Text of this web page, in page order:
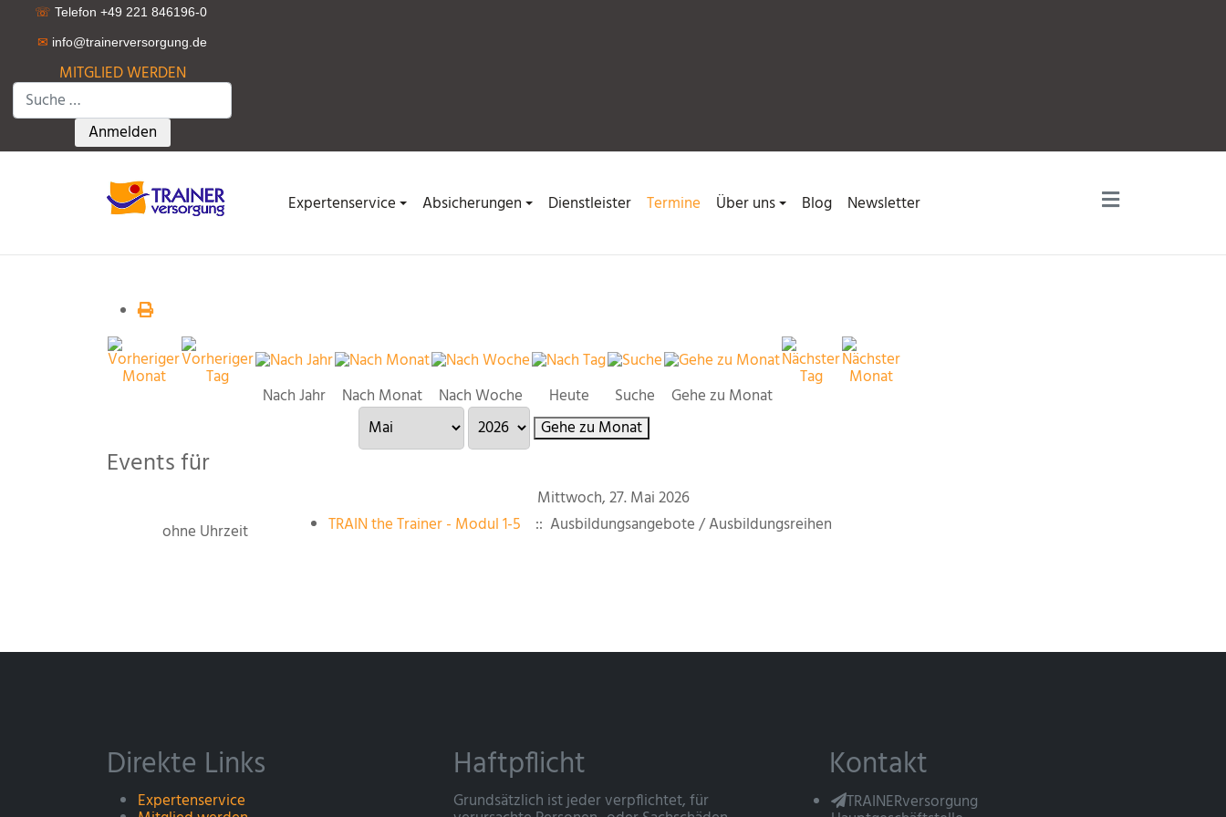
☏ Telefon +49 221 846196-0
✉ info@trainerversorgung.de
MITGLIED WERDEN
Suchen
Type 2 or more characters for results.
Anmelden
Expertenservice Absicherungen Dienstleister Termine Über uns Blog Newsletter
Nach Jahr Nach Monat Nach Woche Heute Suche
Gehe zu Monat
Gehe zu Monat
Events für
Mittwoch, 27. Mai 2026
ohne Uhrzeit
TRAIN the Trainer - Modul 1-5 :: Ausbildungsangebote / Ausbildungsreihen
Direkte Links
Expertenservice
Haftpflicht
Grundsätzlich ist jeder verpflichtet, für
Kontakt
TRAINERversorgung